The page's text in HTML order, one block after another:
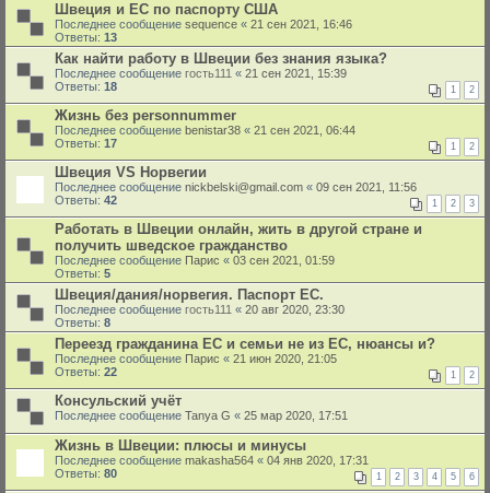
Швеция и ЕС по паспорту США
Последнее сообщение sequence « 21 сен 2021, 16:46
Ответы: 13
Как найти работу в Швеции без знания языка?
Последнее сообщение гость111 « 21 сен 2021, 15:39
Ответы: 18 1 2
Жизнь без personnummer
Последнее сообщение benistar38 « 21 сен 2021, 06:44
Ответы: 17 1 2
Швеция VS Норвегии
Последнее сообщение nickbelski@gmail.com « 09 сен 2021, 11:56
Ответы: 42 1 2 3
Работать в Швеции онлайн, жить в другой стране и
получить шведское гражданство
Последнее сообщение Парис « 03 сен 2021, 01:59
Ответы: 5
Швеция/дания/норвегия. Паспорт ЕС.
Последнее сообщение гость111 « 20 авг 2020, 23:30
Ответы: 8
Переезд гражданина ЕС и семьи не из ЕС, нюансы и?
Последнее сообщение Парис « 21 июн 2020, 21:05
Ответы: 22 1 2
Консульский учёт
Последнее сообщение Tanya G « 25 мар 2020, 17:51
Жизнь в Швеции: плюсы и минусы
Последнее сообщение makasha564 « 04 янв 2020, 17:31
Ответы: 80 1 2 3 4 5 6